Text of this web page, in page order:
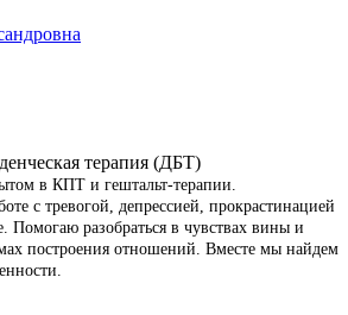
терапия (ДБТ)
в КПТ и гештальт-терапии.
с тревогой, депрессией, прокрастинацией
Помогаю разобраться в чувствах вины и
построения отношений. Вместе мы найдем